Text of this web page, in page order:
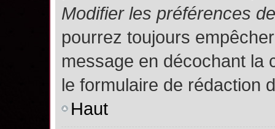
Modifier les préférences
pourrez toujours
message en décochant la
le formulaire de rédaction
Haut